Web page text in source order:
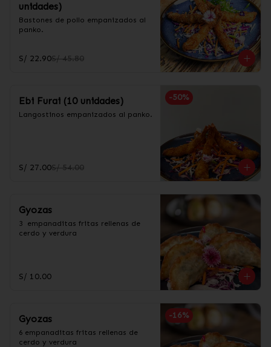
unidades)
Bastones de pollo empanizados al
panko.
S/ 22.90S/ 45.80
-50%
Ebi Furai (10 unidades)
Langostinos empanizados al panko.
S/ 27.00S/ 54.00
Gyozas
3  empanaditas fritas rellenas de
cerdo y verdura
S/ 10.00
-16%
Gyozas
6 empanaditas fritas rellenas de
cerdo y verdura